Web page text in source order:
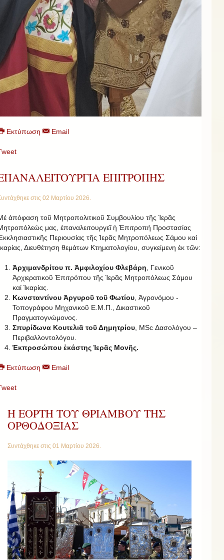
Εκτύπωση Email
ΕΠΙΤΡΟΠΗΣ
στις 02 Μαρτίου 2026.
ἀπόφαση τοῦ Μητροπολιτικοῦ Συμβουλίου τῆς Ἱερᾶς
μας, ἐπαναλειτουργεῖ ἡ Ἐπιτροπή Προστασίας
Περιουσίας τῆς Ἱερᾶς Μητροπόλεως Σάμου καί
Διευθέτηση θεμάτων Κτηματολογίου, συγκείμενη ἐκ τῶν:
Ἀρχιμανδρίτου π. Ἀμφιλοχίου Φλεβάρη, Γενικοῦ
Ἀρχιερατικοῦ Ἐπιτρόπου τῆς Ἱερᾶς Μητροπόλεως Σάμου
καί Ἰκαρίας.
Κωνσταντίνου Ἀργυροῦ τοῦ Φωτίου, Ἀγρονόμου -
Τοπογράφου Μηχανικοῦ Ε.Μ.Π., Δικαστικοῦ
Πραγματογνώμονος.
Σπυρίδωνα Κουτελιᾶ τοῦ Δημητρίου, MSc Δασολόγου –
Περιβαλλοντολόγου.
Ἐκπροσώπου ἑκάστης Ἱερᾶς Μονῆς.
Εκτύπωση Email
Η ΕΟΡΤΗ ΤΟΥ ΘΡΙΑΜΒΟΥ ΤΗΣ
ΟΡΘΟΔΟΞΙΑΣ
Συντάχθηκε στις 01 Μαρτίου 2026.